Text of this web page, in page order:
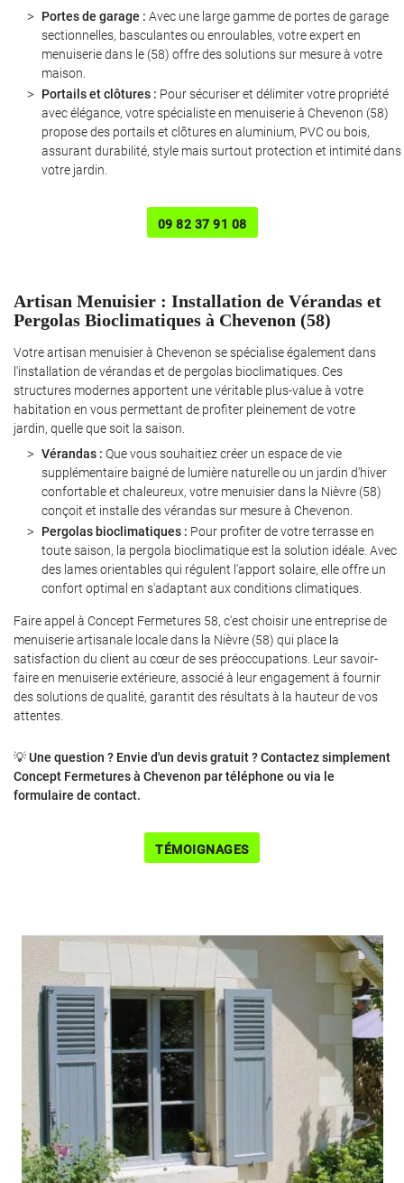
Rejoignez-nous
Restez
INSCRIPTION
Portes de garage : Avec une large gamme de portes de garage
sectionnelles, basculantes ou enroulables, votre expert en
menuiserie dans le (58) offre des solutions sur mesure à votre
maison.
Portails et clôtures : Pour sécuriser et délimiter votre propriété
avec élégance, votre spécialiste en menuiserie à Chevenon (58)
propose des portails et clôtures en aluminium, PVC ou bois,
assurant durabilité, style mais surtout protection et intimité dans
votre jardin.
09 82 37 91 08
Artisan Menuisier : Installation de Vérandas et
Pergolas Bioclimatiques à Chevenon (58)
Votre artisan menuisier à Chevenon se spécialise également dans
l'installation de vérandas et de pergolas bioclimatiques. Ces
structures modernes apportent une véritable plus-value à votre
habitation en vous permettant de profiter pleinement de votre
jardin, quelle que soit la saison.
Vérandas : Que vous souhaitiez créer un espace de vie
supplémentaire baigné de lumière naturelle ou un jardin d'hiver
confortable et chaleureux, votre menuisier dans la Nièvre (58)
conçoit et installe des vérandas sur mesure à Chevenon.
Pergolas bioclimatiques : Pour profiter de votre terrasse en
toute saison, la pergola bioclimatique est la solution idéale. Avec
des lames orientables qui régulent l'apport solaire, elle offre un
confort optimal en s'adaptant aux conditions climatiques.
Faire appel à Concept Fermetures 58, c'est choisir une entreprise de
menuiserie artisanale locale dans la Nièvre (58) qui place la
satisfaction du client au cœur de ses préoccupations. Leur savoir-
faire en menuiserie extérieure, associé à leur engagement à fournir
des solutions de qualité, garantit des résultats à la hauteur de vos
attentes.
💡Une question ? Envie d'un devis gratuit ? Contactez simplement
Concept Fermetures à Chevenon par téléphone ou via le
formulaire de contact.
TÉMOIGNAGES